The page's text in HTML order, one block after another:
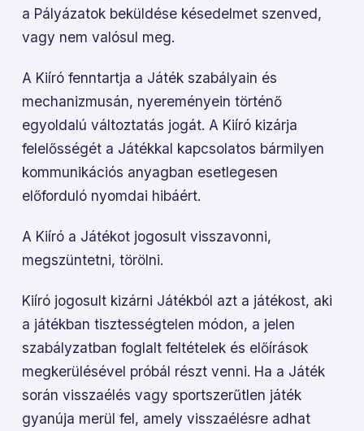
a Pályázatok beküldése késedelmet szenved,
vagy nem valósul meg.
A Kiíró fenntartja a Játék szabályain és
mechanizmusán, nyereményein történő
egyoldalú változtatás jogát. A Kiíró kizárja
felelősségét a Játékkal kapcsolatos bármilyen
kommunikációs anyagban esetlegesen
előforduló nyomdai hibáért.
A Kiíró a Játékot jogosult visszavonni,
megszüntetni, törölni.
Kiíró jogosult kizárni Játékból azt a játékost, aki
a játékban tisztességtelen módon, a jelen
szabályzatban foglalt feltételek és előírások
megkerülésével próbál részt venni. Ha a Játék
során visszaélés vagy sportszerűtlen játék
gyanúja merül fel, amely visszaélésre adhat